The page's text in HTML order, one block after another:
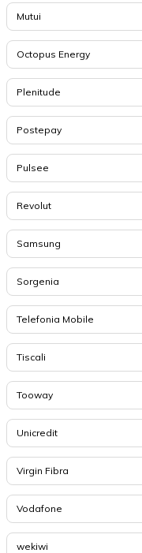
Mutui
Octopus Energy
Plenitude
Postepay
Pulsee
Revolut
Samsung
Sorgenia
Telefonia Mobile
Tiscali
Tooway
Unicredit
Virgin Fibra
Vodafone
wekiwi